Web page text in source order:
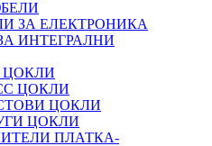
ЗА ЕЛЕКТРОНИКА
ИНТЕГРАЛНИ
ЦОКЛИ
ЦОКЛИ
ЦОКЛИ
ЦОКЛИ
ПЛАТКА-